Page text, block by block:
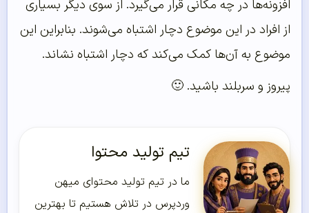
افزونه‌ها در چه مکانی قرار می‌گیرد. از سوی دیگر بسیاری
از افراد در این موضوع دچار اشتباه می‌شوند. بنابراین این
موضوع به آن‌ها کمک می‌کند که دچار اشتباه نشاند.
پیروز و سربلند باشید. 🙂
تیم تولید محتوا
ما در تیم تولید محتوای میهن
وردپرس در تلاش هستیم تا بهترین